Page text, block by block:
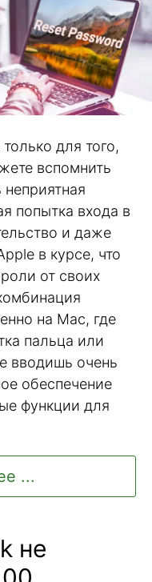
для того,
вспомнить
попытка входа в
и даже
в курсе, что
от своих
на Mac, где
пальца или
вводишь очень
обеспечение
функции для
...
не